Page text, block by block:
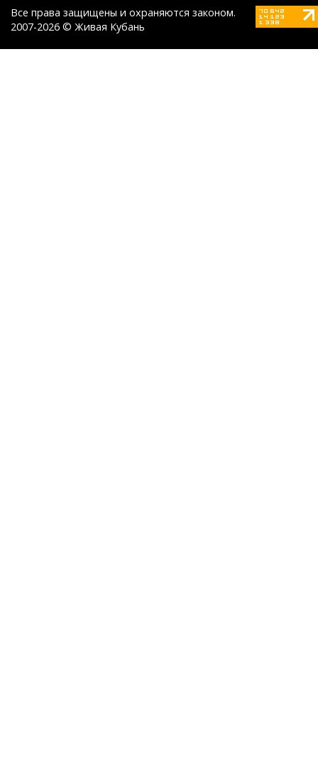
Все права защищены и охраняются законом.
2007-2026 © Живая Кубань